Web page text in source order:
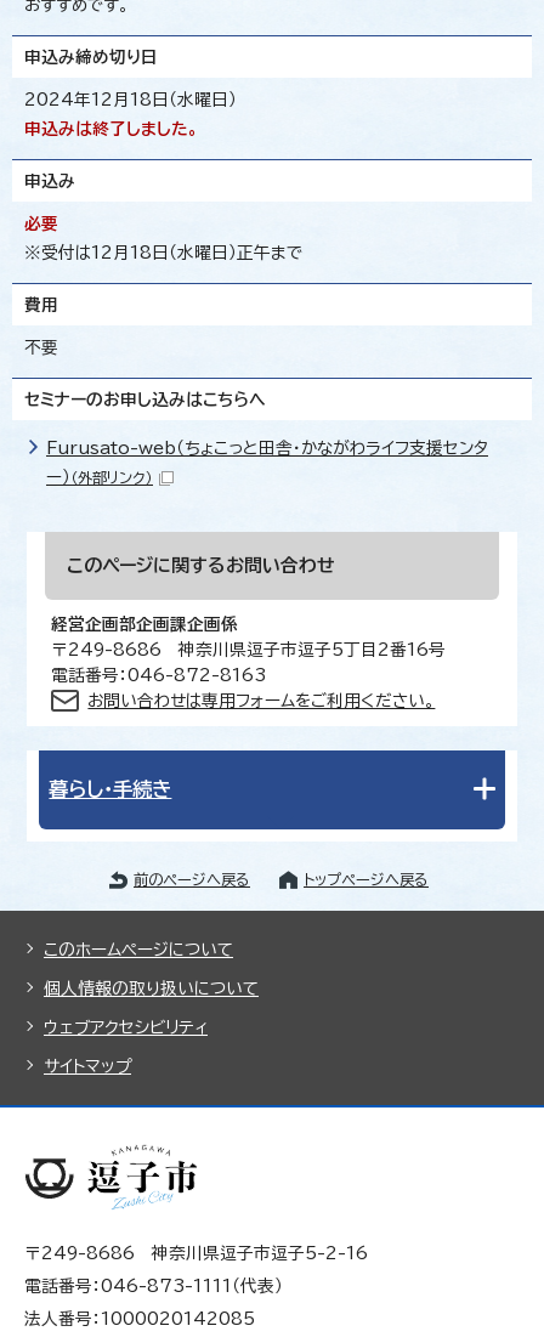
おすすめです。
申込み締め切り日
2024年12月18日（水曜日）
申込みは終了しました。
申込み
必要
※受付は12月18日（水曜日）正午まで
費用
不要
セミナーのお申し込みはこちらへ
Furusato-web（ちょこっと田舎・かながわライフ支援センタ
ー） （外部リンク）
このページに関する お問い合わせ
経営企画部企画課企画係
〒249-8686 神奈川県逗子市逗子5丁目2番16号
電話番号：046-872-8163
お問い合わせは専用フォームをご利用ください。
暮らし・手続き
前のページへ戻る トップページへ戻る
このホームページについて
個人情報の取り扱いについて
ウェブアクセシビリティ
サイトマップ
〒249-8686 神奈川県逗子市逗子5-2-16
電話番号：046-873-1111（代表）
法人番号：1000020142085